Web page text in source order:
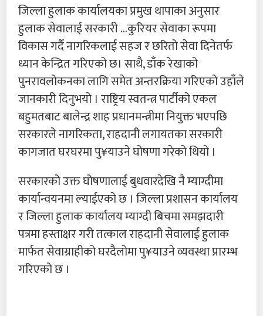
जिल्ला हुलाक कार्यालयका प्रमुख थापाका अनुसार
हुलाक सेवालाई सरकारी …कुरियर सेवाका रूपमा
विकास गर्दै नागरिकलाई सहज र छरितो सेवा दिनेतर्फ
ध्यान केन्द्रित गरिएको छ। साथै, डाँक रेखाको
पुनरावलोकनका लागि समेत अन्तरक्रिया गरिएको उहाँले
जानकारी दिनुभयो । राष्ट्रिय स्वतन्त्र पार्टीको एकल
बहुमतबाट बालेन्द्र शाह प्रधानमन्त्रीमा नियुक्त भएपछि
सरकारले नागरिकता, राहदानी लगायतका सरकारी
कागजात घरघरमा पु¥याउने घोषणा गरेको थियो ।
सरकारको उक्त घोषणालाई बुधवारदेखि नै म्याग्दीमा
कार्यान्वयनमा ल्याईएको छ । जिल्ला प्रशासन कार्यालय
र जिल्ला हुलाक कार्यालय म्याग्दी बिचमा समझदारी
पत्रमा हस्ताक्षर गरी तत्काल राहदानी सेवालाई हुलाक
मार्फत सेवाग्राहीको घरदैलोमा पु¥याउने व्यवस्था प्रारम्भ
गरिएको छ ।